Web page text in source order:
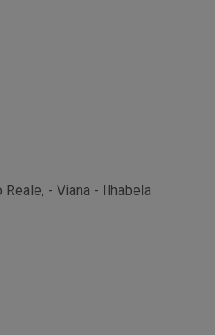
Reale, - Viana - Ilhabela